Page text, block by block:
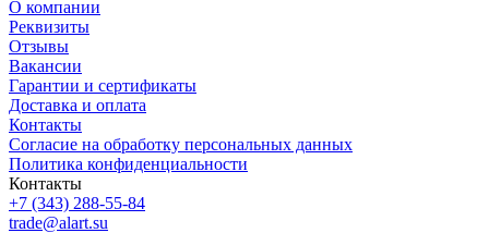
О компании
Реквизиты
Отзывы
Вакансии
Гарантии и сертификаты
Доставка и оплата
Контакты
Согласие на обработку персональных данных
Политика конфиденциальности
Контакты
+7 (343) 288-55-84
trade@alart.su